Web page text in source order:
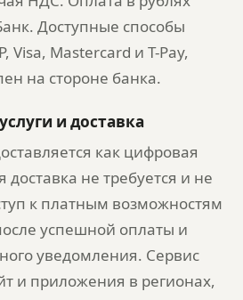
Доступные способы
Mastercard и T-Pay,
на стороне банка.
и доставка
как цифровая
доставка не требуется и не
к платным возможностям
успешной оплаты и
уведомления. Сервис
и приложения в регионах,